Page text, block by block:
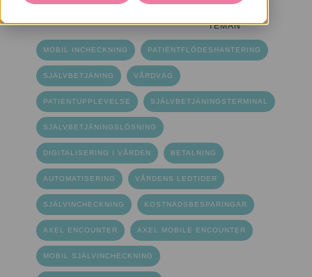
TEMAN
MOBIL INCHECKNING PATIENTFLÖDESHANTERING
SJÄLVBETJÄNING VÅRDVÄG
PATIENTUPPLEVELSE SJÄLVBETJÄNINGSTERMINAL
SJÄLVBETJÄNINGSLÖSNING
DIGITALISERING I VÅRDEN BETALNING
AUTOMATISERING VÅRDENS LEDTIDER
SJÄLVINCHECKNING KOSTNADSBESPARINGAR
AXEL ENCOUNTER AXEL MOBILE ENCOUNTER
MOBIL SJÄLVINCHECKNING